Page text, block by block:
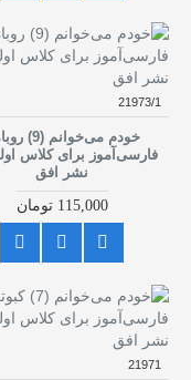
21973/1
خودم می‌خوانم
فارسی‌آموز برای کلاس
نشر افق
115,000 تومان
21971